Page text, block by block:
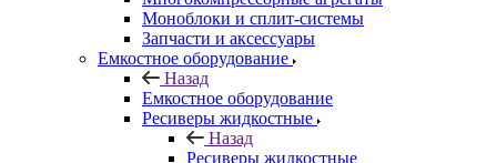
Моноблоки и сплит-системы
Запчасти и аксессуары
Емкостное оборудование
Назад
Емкостное оборудование
Ресиверы жидкостные
Назад
Ресиверы жидкостные